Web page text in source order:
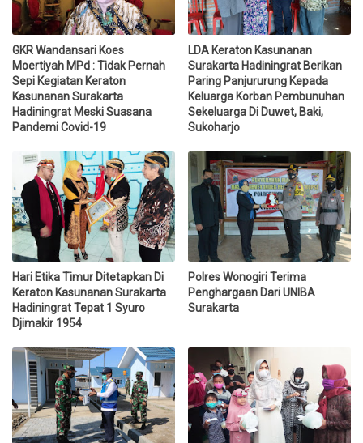
GKR Wandansari Koes
Moertiyah MPd : Tidak Pernah
Sepi Kegiatan Keraton
Kasunanan Surakarta
Hadiningrat Meski Suasana
Pandemi Covid-19
LDA Keraton Kasunanan
Surakarta Hadiningrat Berikan
Paring Panjururung Kepada
Keluarga Korban Pembunuhan
Sekeluarga Di Duwet, Baki,
Sukoharjo
Hari Etika Timur Ditetapkan Di
Keraton Kasunanan Surakarta
Hadiningrat Tepat 1 Syuro
Djimakir 1954
Polres Wonogiri Terima
Penghargaan Dari UNIBA
Surakarta